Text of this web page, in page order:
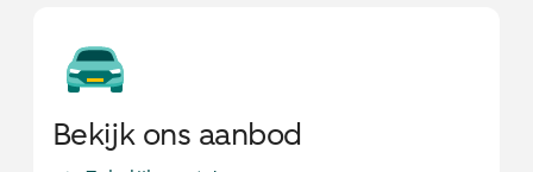
Bekijk ons aanbod